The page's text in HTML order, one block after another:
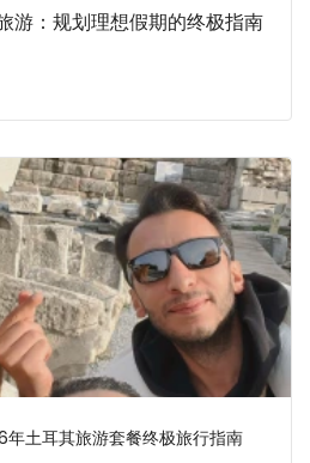
：规划理想假期的终极指南
年土耳其旅游套餐终极旅行指南